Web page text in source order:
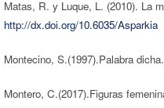
Matas, R. y Luque, L. (2010). La
http://dx.doi.org/10.6035/Asparkia
Montecino, S.(1997).Palabra
Montero, C.(2017).Figuras